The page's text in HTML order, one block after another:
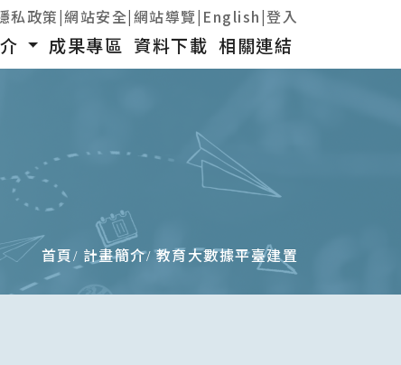
私政策|網站安全|網站導覽| English|登入
成果專區 資料下載 相關連結
首頁 計畫簡介 教育大數據平臺建置